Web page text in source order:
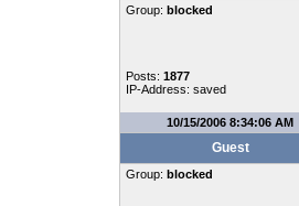
Group: blocked
Posts: 1877
IP-Address: saved
10/15/2006 8:34:06 AM
Guest
Group: blocked